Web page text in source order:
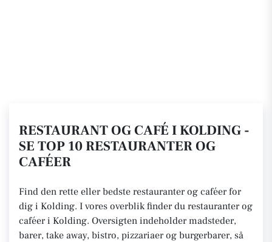
RESTAURANT OG CAFÉ I KOLDING -
SE TOP 10 RESTAURANTER OG
CAFÉER
Find den rette eller bedste restauranter og caféer for
dig i Kolding. I vores overblik finder du restauranter og
caféer i Kolding. Oversigten indeholder madsteder,
barer, take away, bistro, pizzariaer og burgerbarer, så